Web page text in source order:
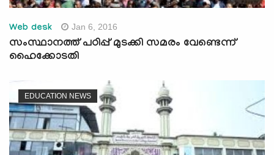
Web desk Jan 6, 2016
സംസ്ഥാനത്ത് പഠിപ്പ് മുടക്കി സമരം വേണ്ടെന്ന്
ഹൈക്കോടതി
EDUCATION NEWS